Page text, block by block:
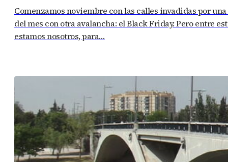
Comenzamos noviembre con las calles invadidas por una
del mes con otra avalancha: el Black Friday. Pero entre
estamos nosotros, para…